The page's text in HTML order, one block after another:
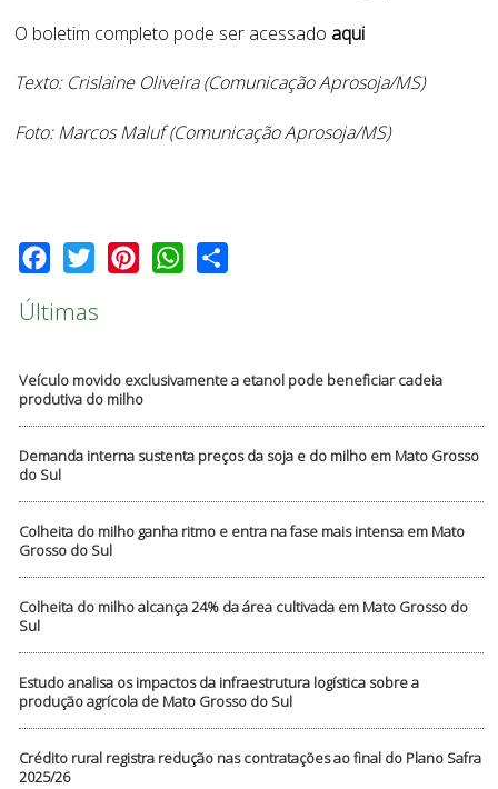
Últimas
Veículo movido exclusivamente a etanol pode beneficiar cadeia
produtiva do milho
Demanda interna sustenta preços da soja e do milho em Mato Grosso
do Sul
Colheita do milho ganha ritmo e entra na fase mais intensa em Mato
Grosso do Sul
Colheita do milho alcança 24% da área cultivada em Mato Grosso do
Sul
Estudo analisa os impactos da infraestrutura logística sobre a
produção agrícola de Mato Grosso do Sul
Crédito rural registra redução nas contratações ao final do Plano Safra
2025/26
O boletim completo pode ser acessado aqui
Texto: Crislaine Oliveira (Comunicação Aprosoja/MS)
Foto: Marcos Maluf (Comunicação Aprosoja/MS)
Facebook
Twitter PinterestWhatsApp